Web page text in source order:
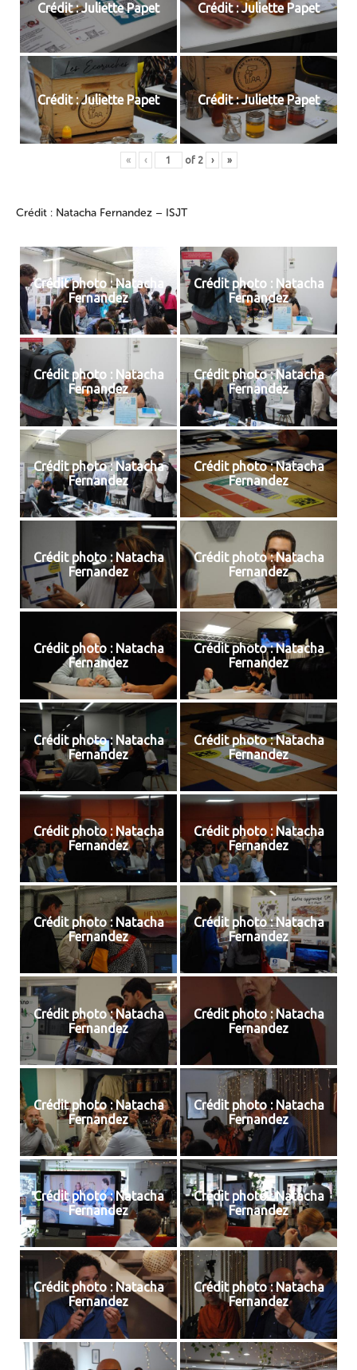
Crédit : Juliette Papet Crédit : Juliette Papet
Crédit : Juliette Papet Crédit : Juliette Papet
« ‹ of 2 › »
Crédit : Natacha Fernandez – ISJT
Crédit photo : Natacha
Fernandez
Crédit photo : Natacha
Fernandez
Crédit photo : Natacha
Fernandez
Crédit photo : Natacha
Fernandez
Crédit photo : Natacha
Fernandez
Crédit photo : Natacha
Fernandez
Crédit photo : Natacha
Fernandez
Crédit photo : Natacha
Fernandez
Crédit photo : Natacha
Fernandez
Crédit photo : Natacha
Fernandez
Crédit photo : Natacha
Fernandez
Crédit photo : Natacha
Fernandez
Crédit photo : Natacha
Fernandez
Crédit photo : Natacha
Fernandez
Crédit photo : Natacha
Fernandez
Crédit photo : Natacha
Fernandez
Crédit photo : Natacha
Fernandez
Crédit photo : Natacha
Fernandez
Crédit photo : Natacha
Fernandez
Crédit photo : Natacha
Fernandez
Crédit photo : Natacha
Fernandez
Crédit photo : Natacha
Fernandez
Crédit photo : Natacha
Fernandez
Crédit photo : Natacha
Fernandez